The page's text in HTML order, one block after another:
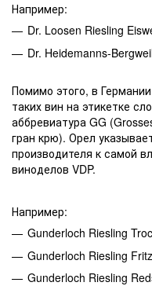
Например:
Dr. Loosen Riesling
Dr. Heidemanns-
Помимо этого, в
таких вин на этикетке
аббревиатура GG
гран крю). Орел
производителя к самой
виноделов VDP.
Например:
Gunderloch Riesling
Gunderloch Riesling
Gunderloch Riesling